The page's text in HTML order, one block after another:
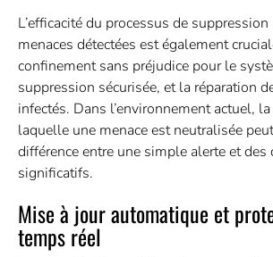
L’efficacité du processus de
menaces détectées est également
confinement sans préjudice pour le
suppression sécurisée, et la réparation
infectés. Dans l’environnement actuel,
laquelle une menace est neutralisée
différence entre une simple alerte et des
significatifs.
Mise à jour automatique et
temps réel